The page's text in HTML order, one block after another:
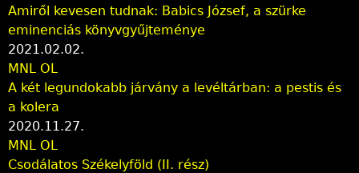
Amiről kevesen tudnak: Babics József, a szürke
eminenciás könyvgyűjteménye
2021.02.02.
MNL OL
A két legundokabb járvány a levéltárban: a pestis és
a kolera
2020.11.27.
MNL OL
Csodálatos Székelyföld (II. rész)